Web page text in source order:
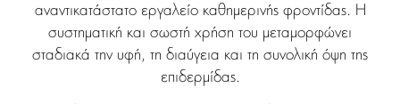
αναντικατάστατο εργαλείο καθημερινής φροντίδας. Η
συστηματική και σωστή χρήση του μεταμορφώνει
σταδιακά την υφή, τη διαύγεια και τη συνολική όψη της
επιδερμίδας.